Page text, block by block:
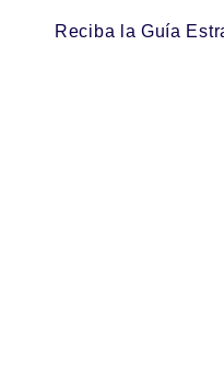
Reciba la Guía